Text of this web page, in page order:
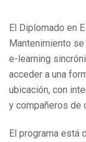
El Diplomado en
Mantenimiento
e-learning
acceder a una
ubicación, con
y compañeros de
El programa está